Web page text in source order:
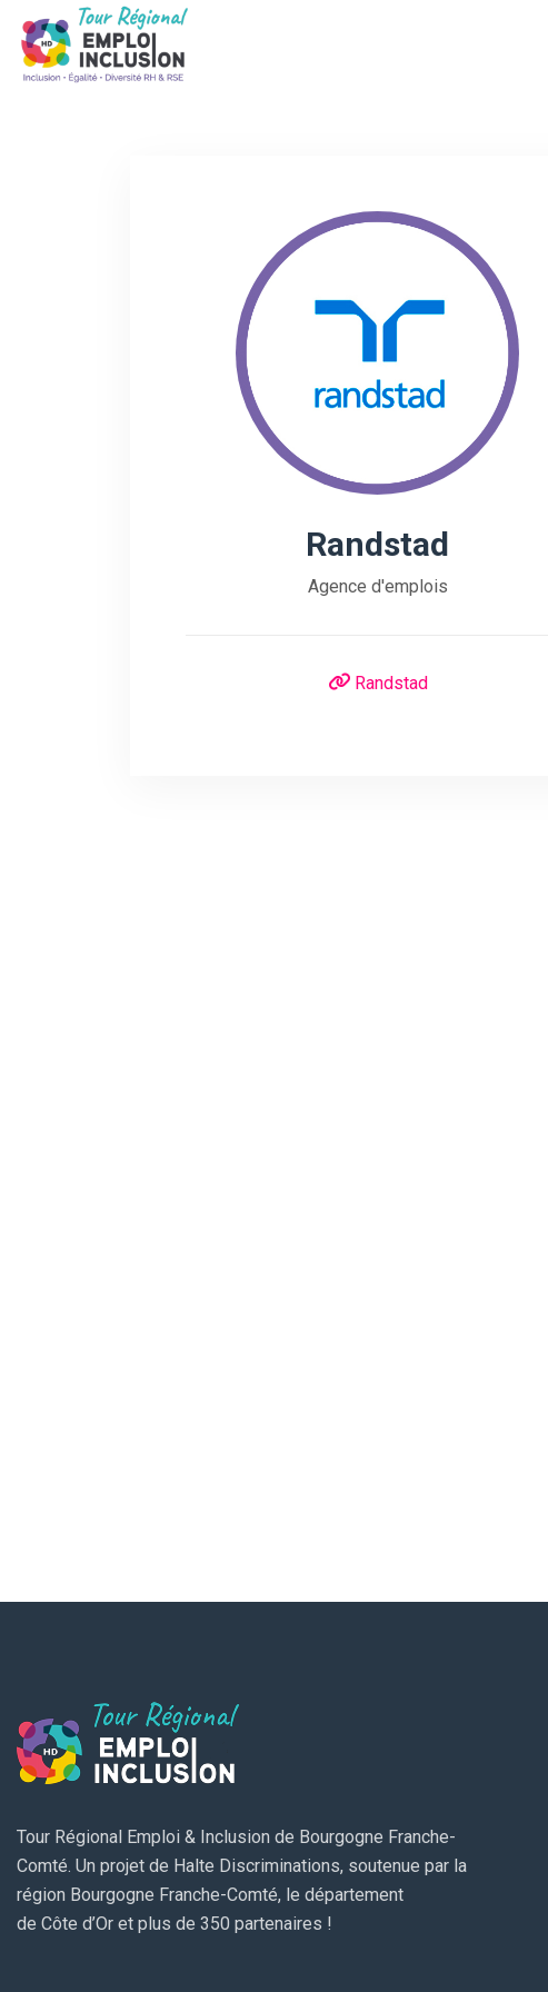
Randstad
Agence d'emplois
Randstad
Tour Régional Emploi & Inclusion de Bourgogne Franche-
Comté. Un projet de Halte Discriminations, soutenue par la
région Bourgogne Franche-Comté, le département
de Côte d’Or et plus de 350 partenaires !